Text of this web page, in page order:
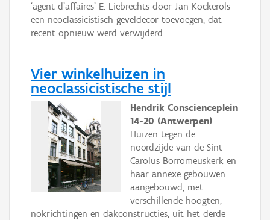
‘agent d’affaires’ E. Liebrechts door Jan Kockerols
een neoclassicistisch geveldecor toevoegen, dat
recent opnieuw werd verwijderd.
Vier winkelhuizen in
neoclassicistische stijl
Hendrik Conscienceplein
14-20 (Antwerpen)
Huizen tegen de
noordzijde van de Sint-
Carolus Borromeuskerk en
haar annexe gebouwen
aangebouwd, met
verschillende hoogten,
nokrichtingen en dakconstructies, uit het derde